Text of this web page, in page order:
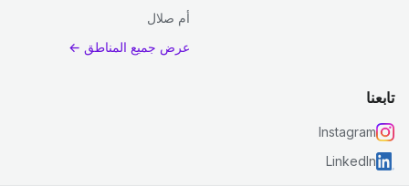
أم صلال
عرض جميع المناطق ←
تابعنا
Instagram
LinkedIn